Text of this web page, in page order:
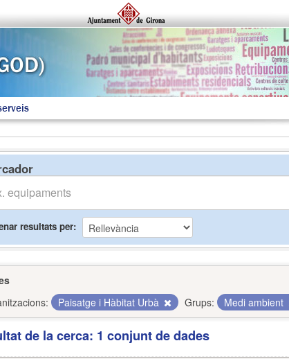
resultats per
Paisatge i Hàbitat Urbà Grups: Medi ambient
de la cerca: 1 conjunt de dades